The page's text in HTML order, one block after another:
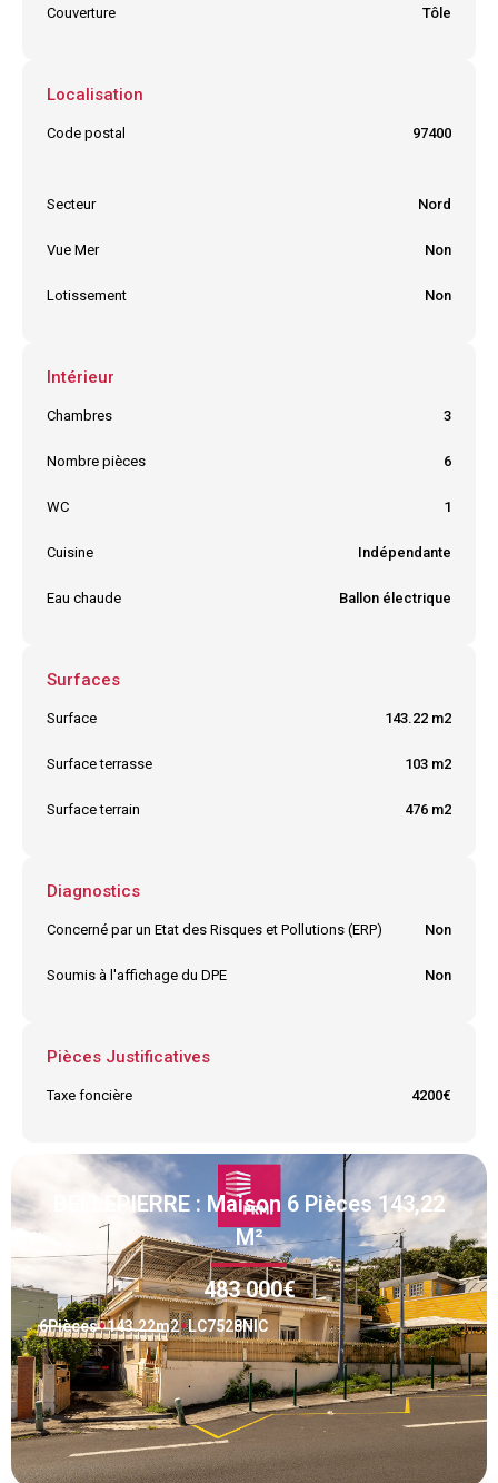
Couverture Tôle
Localisation
Code postal 97400
Secteur
Nord
Vue Mer Non
Lotissement Non
Intérieur
Chambres 3
Nombre pièces 6
WC 1
Cuisine Indépendante
Eau chaude Ballon électrique
Surfaces
Surface 143.22 m2
Surface terrasse 103 m2
Surface terrain 476 m2
Diagnostics
Concerné par un Etat des Risques et Pollutions (ERP) Non
Soumis à l'affichage du DPE Non
Pièces Justificatives
Taxe foncière 4200€
BELLEPIERRE : Maison 6 Pièces 143,22
M²
483 000€
Pièces
6 m2
143.22 LC7528NIC